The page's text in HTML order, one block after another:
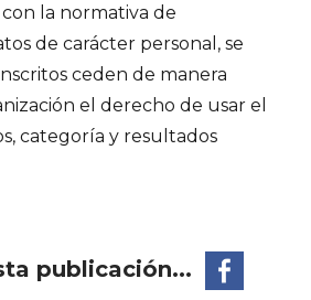
la normativa de
de carácter personal, se
ceden de manera
el derecho de usar el
categoría y resultados
publicación...